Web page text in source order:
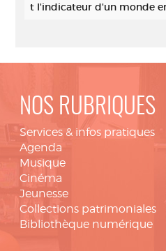
t l'indicateur d'un monde
NOS RUBRIQUES
Services & infos pratiques
Agenda
Musique
Cinéma
Jeunesse
Collections patrimoniales
Bibliothèque numérique